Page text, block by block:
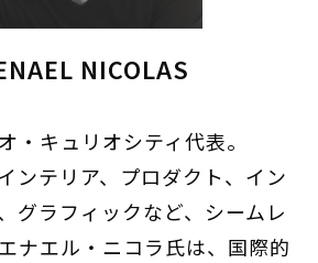
NICOLAS
・キュリオシティ代表。
ンテリア、プロダクト、イン
グラフィックなど、シームレ
ナエル・ニコラ氏は、国際的